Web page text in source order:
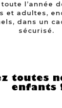
l’année
et adultes,
dans un
sécurisé.
toutes
enfants